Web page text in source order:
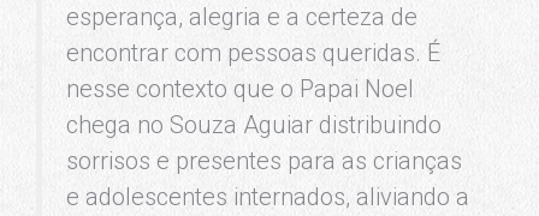
esperança, alegria e a certeza de
encontrar com pessoas queridas. É
nesse contexto que o Papai Noel
chega no Souza Aguiar distribuindo
sorrisos e presentes para as crianças
e adolescentes internados, aliviando a